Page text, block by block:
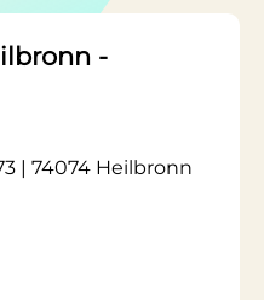
-
| 74074 Heilbronn